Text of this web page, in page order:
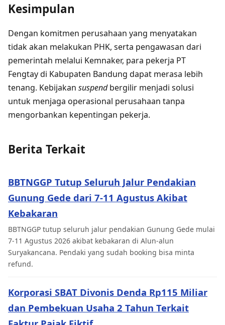
Kesimpulan
Dengan komitmen perusahaan yang menyatakan
tidak akan melakukan PHK, serta pengawasan dari
pemerintah melalui Kemnaker, para pekerja PT
Fengtay di Kabupaten Bandung dapat merasa lebih
tenang. Kebijakan suspendbergilir menjadi solusi
untuk menjaga operasional perusahaan tanpa
mengorbankan kepentingan pekerja.
Berita Terkait
BBTNGGP Tutup Seluruh Jalur Pendakian
Gunung Gede dari 7-11 Agustus Akibat
Kebakaran
BBTNGGP tutup seluruh jalur pendakian Gunung Gede mulai
7-11 Agustus 2026 akibat kebakaran di Alun-alun
Suryakancana. Pendaki yang sudah booking bisa minta
refund.
Korporasi SBAT Divonis Denda Rp115 Miliar
dan Pembekuan Usaha 2 Tahun Terkait